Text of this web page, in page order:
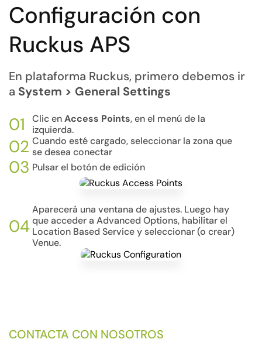
Configuración con
Ruckus APS
En plataforma Ruckus, primero debemos ir
a System > General Settings
01 Clic enAccess Points, en el menú de la
izquierda.
02 Cuando esté cargado, seleccionar la zona que
se desea conectar
03 Pulsar el botón de edición
04
Aparecerá una ventana de ajustes. Luego hay
que acceder a Advanced Options, habilitar el
Location Based Service y seleccionar (o crear)
Venue.
CONTACTA CON NOSOTROS